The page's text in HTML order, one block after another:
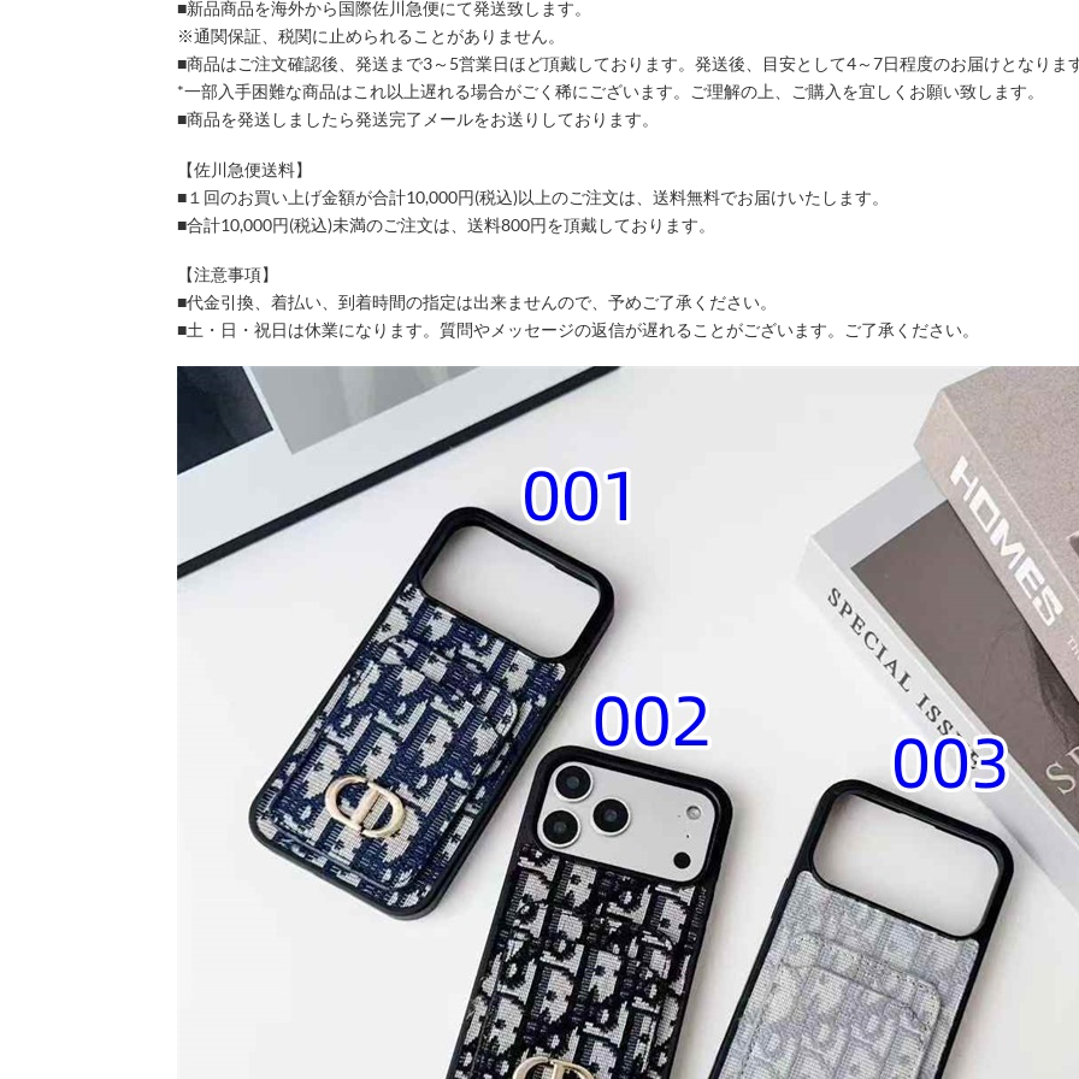
■新品商品を海外から国際佐川急便にて発送致します。
※通関保証、税関に止められることがありません。
■商品はご注文確認後、発送まで3～5営業日ほど頂戴しております。発送後、目安として4～7日程度のお届けとなりま
*一部入手困難な商品はこれ以上遅れる場合がごく稀にございます。ご理解の上、ご購入を宜しくお願い致します。
■商品を発送しましたら発送完了メールをお送りしております。
【佐川急便送料】
■１回のお買い上げ金額が合計10,000円(税込)以上のご注文は、送料無料でお届けいたします。
■合計10,000円(税込)未満のご注文は、送料800円を頂戴しております。
【注意事項】
■代金引換、着払い、到着時間の指定は出来ませんので、予めご了承ください。
■土・日・祝日は休業になります。質問やメッセージの返信が遅れることがございます。ご了承ください。